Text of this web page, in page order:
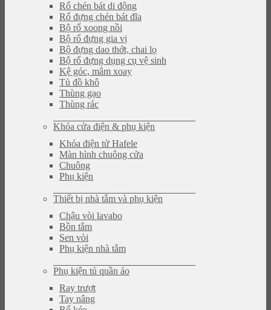
Rổ chén bát di động
Rổ đựng chén bát đĩa
Bộ rổ xoong nồi
Bộ rổ đựng gia vị
Bộ đựng dao thớt, chai lọ
Bộ rổ đựng dụng cụ vệ sinh
Kệ góc, mâm xoay
Tủ đồ khô
Thùng gạo
Thùng rác
Khóa cửa điện & phụ kiện
Khóa điện tử Hafele
Màn hình chuông cửa
Chuông
Phụ kiện
Thiết bị nhà tắm và phụ kiện
Chậu vòi lavabo
Bồn tắm
Sen vòi
Phụ kiện nhà tắm
Phụ kiện tủ quần áo
Ray trượt
Tay nâng